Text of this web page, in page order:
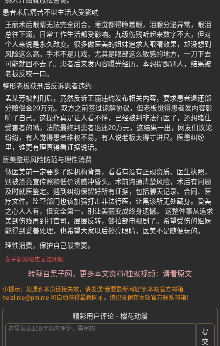
患者术后痛苦不堪生活大受影响
王丽术后眼睛无法完全闭合，睡觉都得睁着眼，泪腺分泌异常，眼泪
总往下滴，日常工作生活都受影响。九级伤残听起来数字不大，但对
个人来说是永久改变。很多做医美的姐妹追求大眼睛效果，却没想到
风险这么高。手术不是儿戏，尤其是眼部这么敏感的地方，一刀下去
可能就回不去了。患者后来发内容曝光经历，本想提醒别人，结果被
老板反咬一口。
整形老板获刑后反诉患者违约
孟某芳被判刑后，竟然反诉王丽违约发布相关内容，要求患者退还部
分赔偿金20万元。双方之前签过谅解协议，但老板觉得患者发内容影
响了自己。这操作真是让人看不懂，已经被判非法行医了，还想堵住
受害者的嘴。法院最终判患者退还20万元，这结果一出，网友们议论
纷纷，有人觉得患者维权不易，有人说老板太得寸进尺。医患纠纷
里，谁更有理真得看证据说话。
医美整形风险防范与理性消费
做医美前一定要多了解机构背景，看看有没有正规资质、医生执照，
别被漂亮宣传照和低价诱惑冲昏头。术前沟通清楚风险，术后有问题
及时就医鉴定。遇到纠纷保留好所有证据，包括聊天记录、合同、医
疗文件。监管部门也该加强打击非法行医，让黑诊所无处藏身。爱美
之心人人有，但安全第一，别让美丽变成终身遗憾。 这整件事从追求
美到伤残再到打官司，层层反转，够拍部电视剧了。希望受伤的姐妹
能得到妥善处理，也希望大家以后擦亮眼睛，医美不是随便玩的。
理性消费，保护自己最重要。
女子割双眼皮无法闭眼
转载自黑子网，更多本文资料/独家视频：请看原文
小提示：如遇到本页链接失效，请发送“我要最新网址”到本站官方邮箱
heizi.me@pm.me 可自动获得最新网址。请记录保存本站官方联系邮箱！
精彩用户评论 - 樱花动漫
提
交